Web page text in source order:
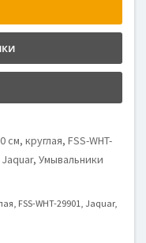
круглая, FSS-WHT-
Jaquar, Умывальники
, FSS-WHT-29901, Jaquar,